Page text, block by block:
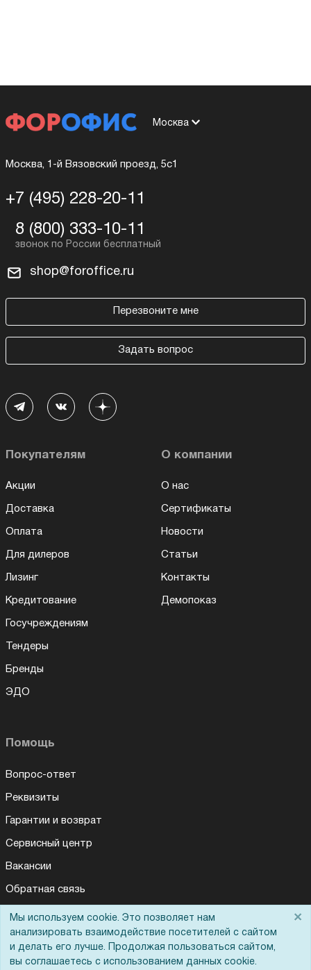
Москва
Москва, 1-й Вязовский проезд, 5с1
+7 (495) 228-20-11
8 (800) 333-10-11
shop@foroffice.ru
Перезвоните мне
Задать вопрос
Покупателям
Акции
Доставка
Оплата
Для дилеров
Лизинг
Кредитование
Госучреждениям
Тендеры
Бренды
ЭДО
О компании
О нас
Сертификаты
Новости
Статьи
Контакты
Демопоказ
Помощь
Вопрос-ответ
Реквизиты
Гарантии и возврат
Сервисный центр
Вакансии
Обратная связь
Для Таможенного союза
Запрос актов сверки
Мы используем cookie. Это позволяет нам
анализировать взаимодействие посетителей с сайтом
и делать его лучше. Продолжая пользоваться сайтом,
вы соглашаетесь с использованием данных cookie.
×